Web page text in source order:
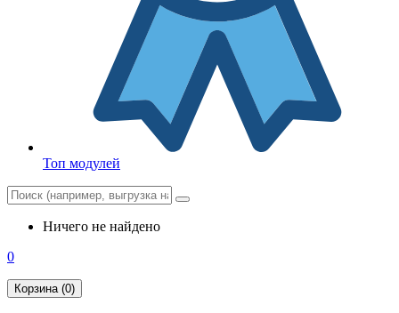
Топ модулей
Ничего не найдено
0
Корзина (0)